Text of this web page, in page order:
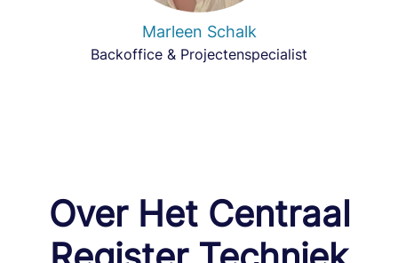
Marleen Schalk
Backoffice & Projectenspecialist
Over Het Centraal